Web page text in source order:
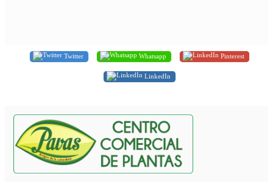
Twitter Whatsapp Pinterest
LinkedIn